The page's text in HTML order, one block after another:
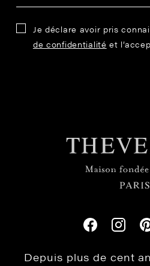
Je déclare avoir pris
de confidentialité et
Depuis plus de cent